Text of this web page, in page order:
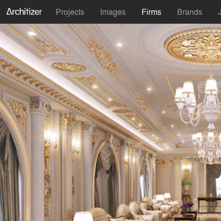
Projects Images Firms Brands